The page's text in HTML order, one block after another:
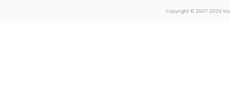
Copyright © 2007-2026